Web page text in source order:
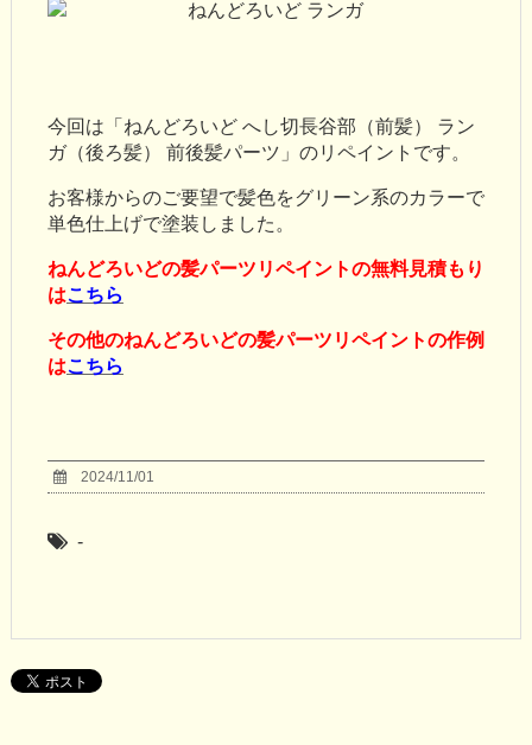
今回は「ねんどろいど へし切長谷部（前髪） ラン
ガ（後ろ髪） 前後髪パーツ」のリペイントです。
お客様からのご要望で髪色をグリーン系のカラーで
単色仕上げで塗装しました。
ねんどろいどの髪パーツリペイントの無料見積もり
はこちら
その他のねんどろいどの髪パーツリペイントの作例
はこちら
2024/11/01
-